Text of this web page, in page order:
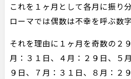
これを１ヶ月として各月に振り
ローマでは偶数は不幸を呼ぶ数
それを理由に１ヶ月を奇数の２
月：３１日、４月：２９日、５
９日、７月：３１日、８月：２